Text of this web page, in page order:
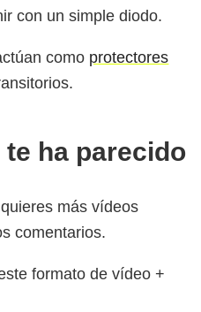
con un simple diodo.
como protectores
ha parecido
más vídeos
comentarios.
formato de vídeo +